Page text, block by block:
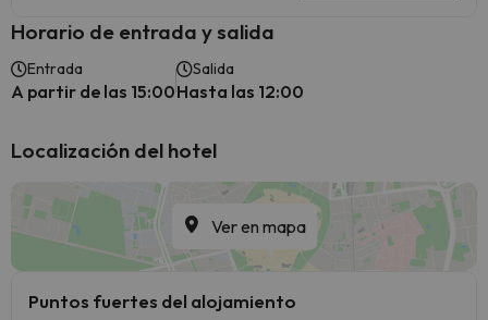
Horario de entrada y salida
Entrada
A partir de las 15:00
Salida
Hasta las 12:00
Localización del hotel
Ver en mapa
Puntos fuertes del alojamiento